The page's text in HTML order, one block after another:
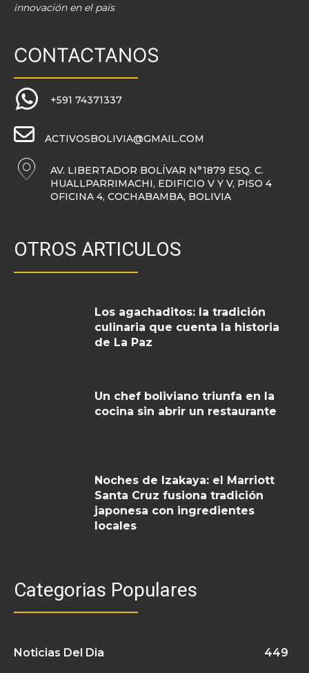
innovación en el país
CONTACTANOS
+591 74371337
ACTIVOSBOLIVIA@GMAIL.COM
AV. LIBERTADOR BOLÍVAR N°1879 ESQ. C.
HUALLPARRIMACHI, EDIFICIO V Y V, PISO 4
OFICINA 4, COCHABAMBA, BOLIVIA
OTROS ARTICULOS
Los agachaditos: la tradición
culinaria que cuenta la historia
de La Paz
Un chef boliviano triunfa en la
cocina sin abrir un restaurante
Noches de Izakaya: el Marriott
Santa Cruz fusiona tradición
japonesa con ingredientes
locales
Categorias Populares
Noticias Del Dia 449